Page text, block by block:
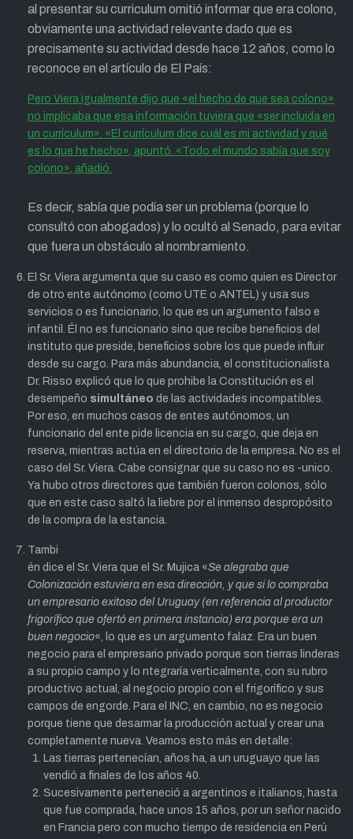
al presentar su curriculum omitió informar que era colono,
obviamente una actividad relevante dado que es
precisamente su actividad desde hace 12 años, como lo
reconoce en el artículo de El País:
Pero Viera igualmente dijo que «el hecho de que sea colono»
no implicaba que esa información tuviera que «ser incluida en
un currículum». «El currículum dice cuál es mi actividad y qué
es lo que he hecho», apuntó. «Todo el mundo sabía que soy
colono», añadió.
Es decir, sabía que podía ser un problema (porque lo
consultó con abogados) y lo ocultó al Senado, para evitar
que fuera un obstáculo al nombramiento.
El Sr. Viera argumenta que su caso es como quien es Director
de otro ente autónomo (como UTE o ANTEL) y usa sus
servicios o es funcionario, lo que es un argumento falso e
infantil. Él no es funcionario sino que recibe beneficios del
instituto que preside, beneficios sobre los que puede influir
desde su cargo. Para más abundancia, el constitucionalista
Dr. Risso explicó que lo que prohibe la Constitución es el
desempeño simultáneo de las actividades incompatibles.
Por eso, en muchos casos de entes autónomos, un
funcionario del ente pide licencia en su cargo, que deja en
reserva, mientras actúa en el directorio de la empresa. No es el
caso del Sr. Viera. Cabe consignar que su caso no es -unico.
Ya hubo otros directores que también fueron colonos, sólo
que en este caso saltó la liebre por el inmenso despropósito
de la compra de la estancia.
Tambi
én dice el Sr. Viera que el Sr. Mujica «Se alegraba que
Colonización estuviera en esa dirección, y que si lo compraba
un empresario exitoso del Uruguay (en referencia al productor
frigorífico que ofertó en primera instancia) era porque era un
buen negocio« , lo que es un argumento falaz. Era un buen
negocio para el empresario privado porque son tierras linderas
a su propio campo y lo ntegraría verticalmente, con su rubro
productivo actual, al negocio propio con el frigorífico y sus
campos de engorde. Para el INC, en cambio, no es negocio
porque tiene que desarmar la producción actual y crear una
completamente nueva. Veamos esto más en detalle:
Las tierras pertenecían, años ha, a un uruguayo que las
vendió a finales de los años 40.
Sucesivamente perteneció a argentinos e italianos, hasta
que fue comprada, hace unos 15 años, por un señor nacido
en Francia pero con mucho tiempo de residencia en Perú